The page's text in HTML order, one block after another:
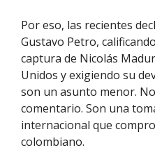
Por eso, las recientes
Gustavo Petro,
captura de Nicolás
Unidos y exigiendo su
son un asunto menor.
comentario. Son una
internacional que
colombiano.